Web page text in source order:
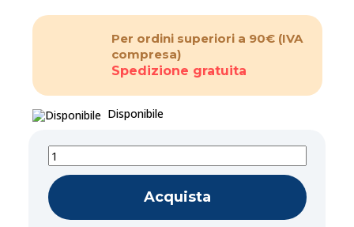
Per ordini superiori a 90€ (IVA
compresa)
Spedizione gratuita
Disponibile
Acquista